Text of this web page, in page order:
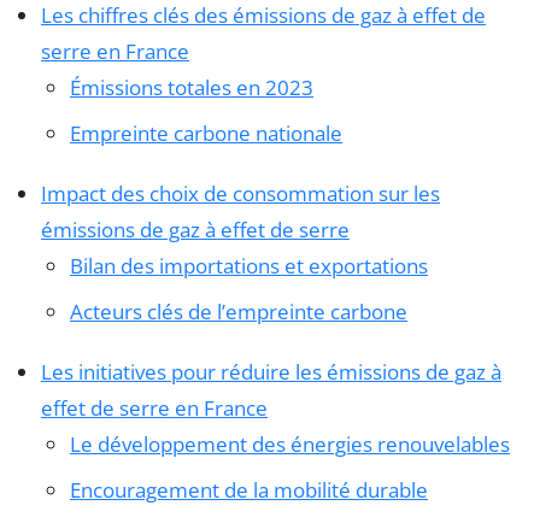
Les chiffres clés des émissions de gaz à effet de
serre en France
Émissions totales en 2023
Empreinte carbone nationale
Impact des choix de consommation sur les
émissions de gaz à effet de serre
Bilan des importations et exportations
Acteurs clés de l’empreinte carbone
Les initiatives pour réduire les émissions de gaz à
effet de serre en France
Le développement des énergies renouvelables
Encouragement de la mobilité durable